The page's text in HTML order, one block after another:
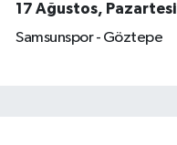
17 Ağustos, Pazartesi
Samsunspor - Göztepe